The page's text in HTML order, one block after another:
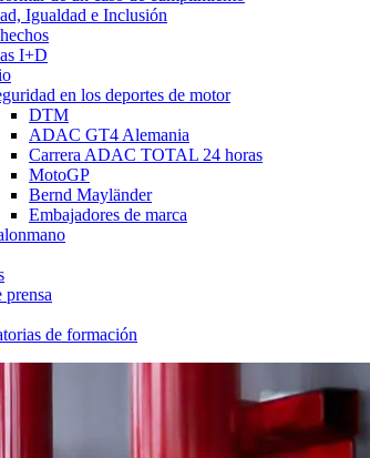
Igualdad e Inclusión
I+D
en los deportes de motor
DTM
ADAC GT4 Alemania
Carrera ADAC TOTAL 24 horas
MotoGP
Bernd Mayländer
Embajadores de marca
prensa
de formación